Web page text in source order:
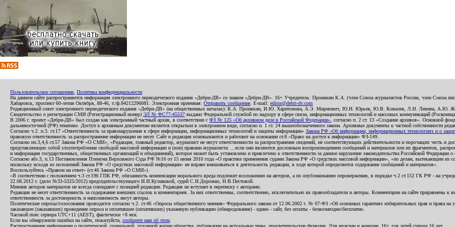
Пользовательское соглашение Политика конфиденциальности
На данном сайте распространяется информация электронного периодического издания «Дебри-ДВ» со знаком «Дебри-ДВ». 16+ Учредитель: Пронякин К.А. (член Союза журналистов России, член Союза
Хабаровск, проспект 60-летия Октября, 88-46, т./ф.84212296081. Электронная приемная: Отправить сообщение . E-mail: editor@debri-dv.com
Редакционный совет электронного периодического издания «Дебри-ДВ» (на общественных началах): К.А. Пронякин, И.Ю. Харитонова, А.Э. Мирмович, Ю.Н. Юрьев, Ю.В. Ковалев, Л.Н. Левина,
Свидетельство о регистрации СМИ (Регистрационный номер) ЭЛ № ФС77-45537 выдано Федеральной службой по надзору в сфере связи, информационных технологий и массовых коммуникаций
В 2006 г. проект «Дебри-ДВ» был создан как электронный частный архив, в соответствии с ФЗ № 125 «Об архивном деле в Российской Федерации» , согласно п. 2 ст. 13 «Создание архивов». Основной
дальневосточной (РФ) тематике. Доступ к архивным документам является открытым в электронном виде, согласно п. 1 ст. 24 вышеобозначенного закона. Архивные документы к частной собственности
Согласно ч.2. п.3. ст.17 «Ответственность за правонарушения в сфере информации, информационных технологий и защиты информации» Закона РФ «Об информации, информационных технологиях и о
правовую ответственность за распространение информации не несет. Сайт и редакция основываются и работают на основании ст.8 «Право на доступ к информации» ФЗ-149.
Согласно пп.3,4,6 ст.57 Закона РФ «О СМИ», «Редакция, главный редактор, журналист не несут ответственности за распространение сведений, не соответствующих действительности и порочащих честь и
представляющих собой злоупотребление свободой массовой информации и (или) правами журналиста: ...если они являются дословным воспроизведением сообщений и материалов или их фрагментов,
и информация государственных, общественных организаций и объединений), которое может быть установлено и привлечено к ответственности за данное нарушение законодательства Российской Федерации
Согласно абз.3, п.13 Постановления Пленума Верховного Суда РФ №16 от 15 июня 2010 года «О практике применения судами Закона РФ «О средствах массовой информации», «по делам, вытекающим из
поскольку исходя из положений Закона РФ «О средствах массовой информации» не вправе вмешиваться в деятельность редакции, в ходе которой определяется содержание сообщений и материалов».
Воспользуйтесь «Правом на ответ» (ст.46 Закона РФ «О СМИ»).
«В соответствии с положением ч.3 ст.196 ГПК РФ, обязанность компенсации морального вреда подлежит возложению на авторов, а по опубликованию опровержения, в порядке ч.2 ст.152 ГК РФ - на
22.08.2012 г. (дело №33-5325/2012) председательствующего И.И.Куликовой, судей С.И.Дорожко, Н.В.Пестовой.
Мнения авторов материалов не всегда совпадают с позицией редакции. Редакция не вступает в переписку с авторами.
Редакция не несет ответственность за содержание внешних ссылок и комментариев. За них ответственны, соответственно, исключительно их правообладатели и авторы. Комментарии на сайте
ответственность за достоверность и наполняемость несут авторы.
Политические опросы/голосования проводятся согласно ч.2. ст.46 «Опросы общественного мнения» Федерального закона от 12.06.2002 г. № 67-ФЗ «Об основных гарантиях избирательных прав и права на
заказавшее (заказавших) проведение опроса и оплатившее (оплативших) указанную публикацию (обнародование) - едино - сайт, без оплаты - безвозмездно/бесплатно.
Часовой пояс сервера UTC+11 (AEST), фактически +8 мск.
Если вы обнаружили ошибки на сайте, пожалуйста, сообщите нам об этом
Распространение информации о политической, социальной, духовной жизни общества, публикации на актуальные темы, просветительские функции. Для мужчин и женщин. 16+ для детей старше 16 лет.